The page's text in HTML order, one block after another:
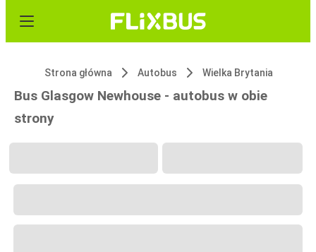
Strona główna Autobus Wielka Brytania
Bus Glasgow Newhouse - autobus w obie
strony